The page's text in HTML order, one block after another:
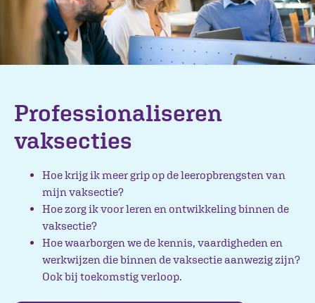
Professionaliseren
vaksecties
Hoe krijg ik meer grip op de leeropbrengsten van
mijn vaksectie?
Hoe zorg ik voor leren en ontwikkeling binnen de
vaksectie?
Hoe waarborgen we de kennis, vaardigheden en
werkwijzen die binnen de vaksectie aanwezig zijn?
Ook bij toekomstig verloop.